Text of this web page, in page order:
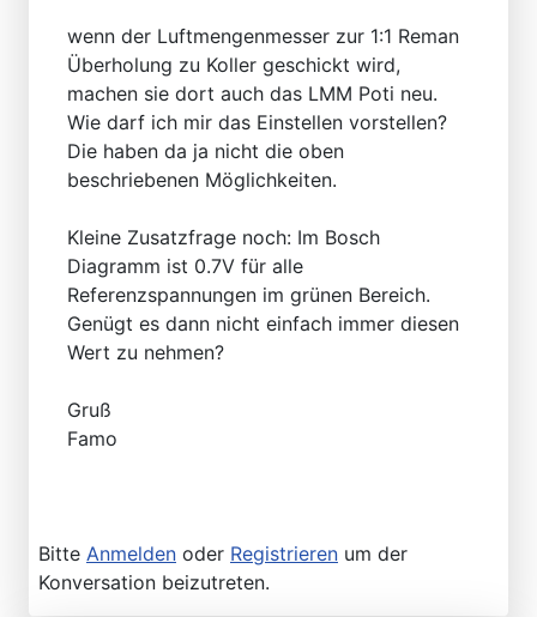
wenn der Luftmengenmesser zur 1:1 Reman
Überholung zu Koller geschickt wird,
machen sie dort auch das LMM Poti neu.
Wie darf ich mir das Einstellen vorstellen?
Die haben da ja nicht die oben
beschriebenen Möglichkeiten.
Kleine Zusatzfrage noch: Im Bosch
Diagramm ist 0.7V für alle
Referenzspannungen im grünen Bereich.
Genügt es dann nicht einfach immer diesen
Wert zu nehmen?
Gruß
Famo
Bitte Anmelden oder Registrieren um der
Konversation beizutreten.